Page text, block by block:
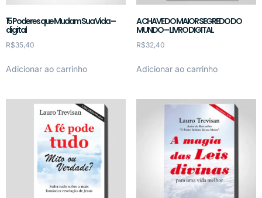
15 Poderes que Mudam Sua Vida –
digital
R$35,40
Adicionar ao carrinho
A CHAVE DO MAIOR SEGREDO DO
MUNDO – LIVRO DIGITAL
R$32,40
Adicionar ao carrinho